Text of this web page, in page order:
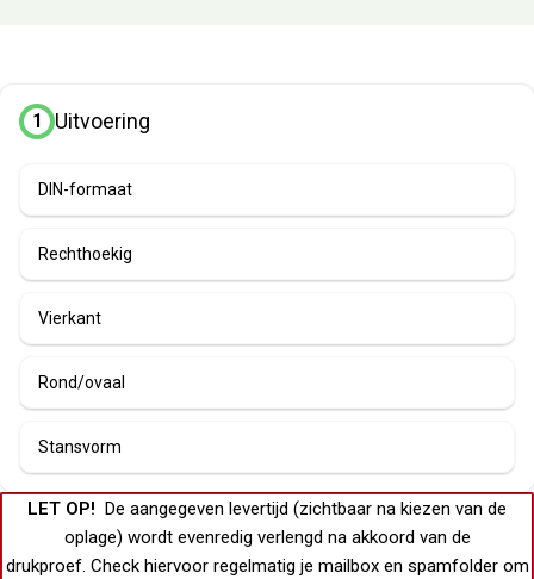
1 Uitvoering
DIN-formaat
Rechthoekig
Vierkant
Rond/ovaal
Stansvorm
LET OP! De aangegeven levertijd (zichtbaar na kiezen van de
oplage) wordt evenredig verlengd na akkoord van de
drukproef. Check hiervoor regelmatig je mailboxen spamfolderom